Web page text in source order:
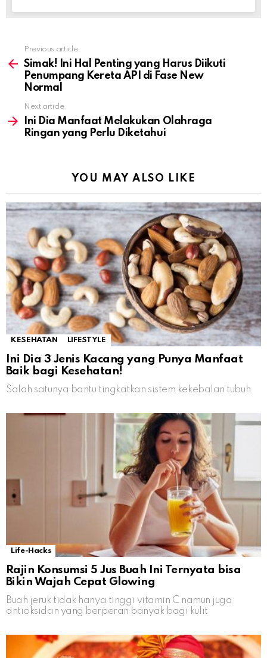
more
Previous article
Simak! Ini Hal Penting yang Harus Diikuti
Penumpang Kereta API di Fase New
Normal
Next article
Ini Dia Manfaat Melakukan Olahraga
Ringan yang Perlu Diketahui
YOU MAY ALSO LIKE
KESEHATAN LIFESTYLE
Ini Dia 3 Jenis Kacang yang Punya Manfaat
Baik bagi Kesehatan!
Salah satunya bantu tingkatkan sistem kekebalan tubuh
Life-Hacks
Rajin Konsumsi 5 Jus Buah Ini Ternyata bisa
Bikin Wajah Cepat Glowing
Buah jeruk tidak hanya tinggi vitamin C namun juga
antioksidan yang berperan banyak bagi kulit